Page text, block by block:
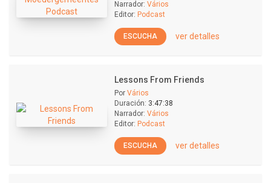
Narrador: Vários
Editor: Podcast
ESCUCHA ver detalles
Lessons From Friends
Por Vários
Duración: 3:47:38
Narrador: Vários
Editor: Podcast
ESCUCHA ver detalles